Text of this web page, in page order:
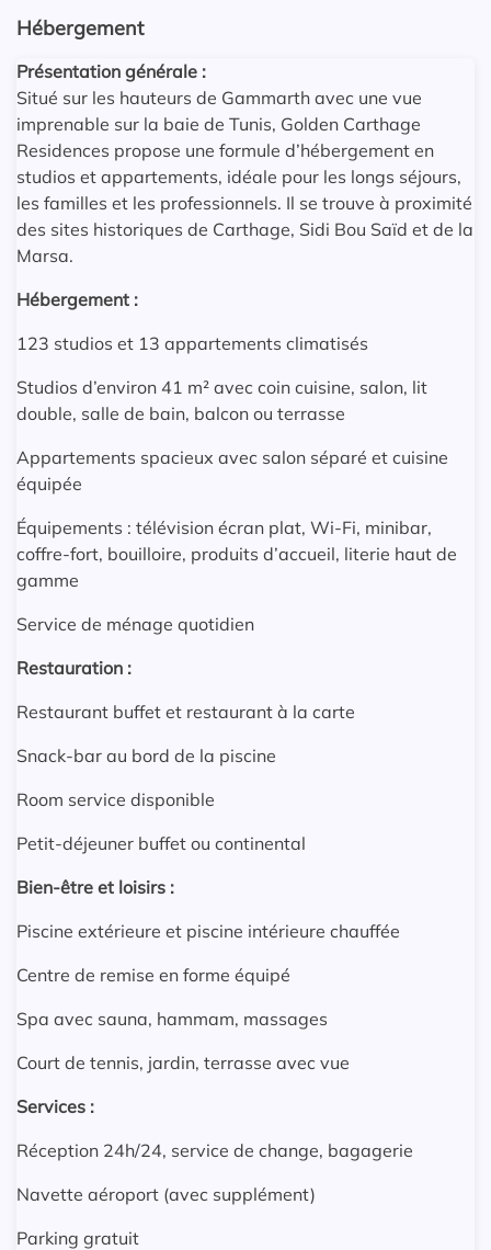
Hébergement
Présentation générale :
Situé sur les hauteurs de Gammarth avec une vue
imprenable sur la baie de Tunis, Golden Carthage
Residences propose une formule d’hébergement en
studios et appartements, idéale pour les longs séjours,
les familles et les professionnels. Il se trouve à proximité
des sites historiques de Carthage, Sidi Bou Saïd et de la
Marsa.
Hébergement :
123 studios et 13 appartements climatisés
Studios d’environ 41 m² avec coin cuisine, salon, lit
double, salle de bain, balcon ou terrasse
Appartements spacieux avec salon séparé et cuisine
équipée
Équipements : télévision écran plat, Wi-Fi, minibar,
coffre-fort, bouilloire, produits d’accueil, literie haut de
gamme
Service de ménage quotidien
Restauration :
Restaurant buffet et restaurant à la carte
Snack-bar au bord de la piscine
Room service disponible
Petit-déjeuner buffet ou continental
Bien-être et loisirs :
Piscine extérieure et piscine intérieure chauffée
Centre de remise en forme équipé
Spa avec sauna, hammam, massages
Court de tennis, jardin, terrasse avec vue
Services :
Réception 24h/24, service de change, bagagerie
Navette aéroport (avec supplément)
Parking gratuit